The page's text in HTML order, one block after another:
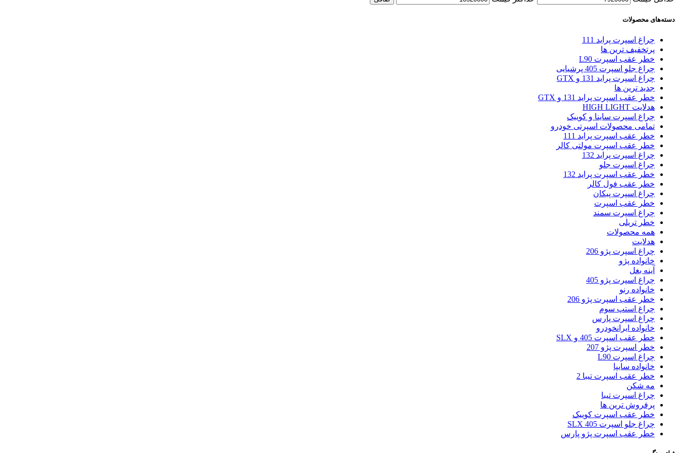
دسته‌های محصولات
چراغ اسپرت پراید 111
پرتخفیف ترین ها
خطر عقب اسپرت L90
چراغ جلو اسپرت 405 پرشیایی
چراغ اسپرت پراید 131 و GTX
جدید ترین ها
خطر عقب اسپرت پراید 131 و GTX
هدلایت HIGH LIGHT
چراغ اسپرت ساینا و کوییک
تمامی محصولات اسپرتی خودرو
خطر عقب اسپرت پراید 111
خطر عقب اسپرت مولتی کالر
چراغ اسپرت پراید 132
چراغ اسپرت جلو
خطر عقب اسپرت پراید 132
خطر عقب فول کالر
چراغ اسپرت پیکان
خطر عقب اسپرت
چراغ اسپرت سمند
خطر تریلی
همه محصولات
هدلایت
چراغ اسپرت پژو 206
خانواده پژو
آینه بغل
چراغ اسپرت پژو 405
خانواده رنو
خطر عقب اسپرت پژو 206
چراغ استپ سوم
چراغ اسپرت پارس
خانواده ایرانخودرو
خطر عقب اسپرت 405 و SLX
خطر اسپرت پژو 207
چراغ اسپرت L90
خانواده سایپا
خطر عقب اسپرت تیبا 2
مه شکن
چراغ اسپرت تیبا
پرفروش ترین ها
خطر عقب اسپرت کوییک
چراغ جلو اسپرت 405 SLX
خطر عقب اسپرت پژو پارس